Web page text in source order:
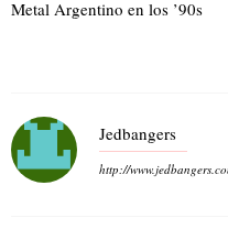
Metal Argentino en los ’90s
Jedbangers
http://